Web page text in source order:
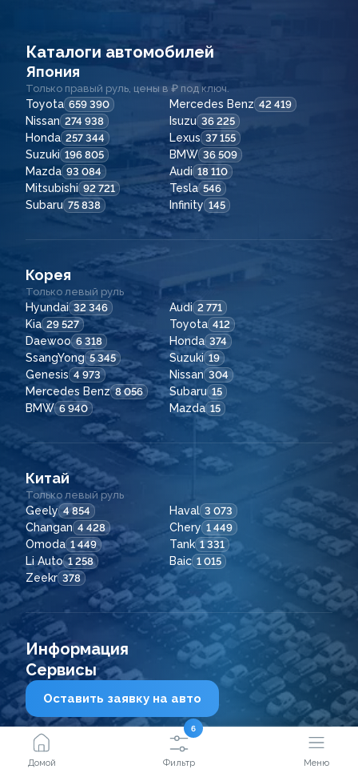
Каталоги автомобилей
Япония
Только правый руль, цены в ₽ под ключ.
Toyota 659 390 Mercedes Benz 42 419
Nissan 274 938 Isuzu 36 225
Honda 257 344 Lexus 37 155
Suzuki 196 805 BMW 36 509
Mazda 93 084 Audi 18 110
Mitsubishi 92 721 Tesla 546
Subaru 75 838 Infinity 145
Корея
Только левый руль
Hyundai 32 346 Audi 2 771
Kia 29 527 Toyota 412
Daewoo 6 318 Honda 374
SsangYong 5 345 Suzuki 19
Genesis 4 973 Nissan 304
Mercedes Benz 8 056 Subaru 15
BMW 6 940 Mazda 15
Китай
Только левый руль
Geely 4 854 Haval 3 073
Changan 4 428 Chery 1 449
Omoda 1 449 Tank 1 331
Li Auto 1 258 Baic 1 015
Zeekr 378
Информация
Сервисы
2021 - 2026 © ООО "Сейфкар ВЛ"
Домой Фильтр
6
Меню
Оставить заявку на авто